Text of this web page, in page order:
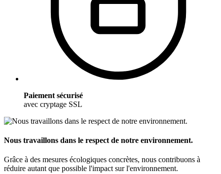
Paiement sécurisé
avec cryptage SSL
Nous travaillons dans le respect de notre environnement.
Grâce à des mesures écologiques concrètes, nous contribuons à
réduire autant que possible l'impact sur l'environnement.